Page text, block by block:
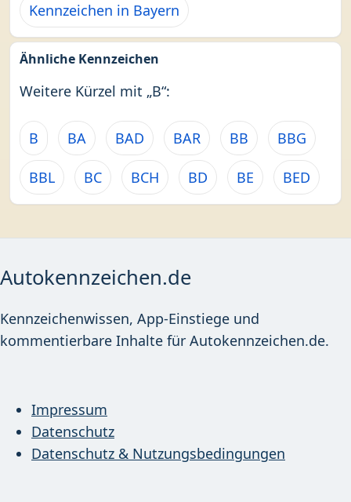
Kennzeichen in Bayern
Ähnliche Kennzeichen
Weitere Kürzel mit „B“:
B BA BAD BAR BB BBG
BBL BC BCH BD BE BED
Autokennzeichen.de
Kennzeichenwissen, App-Einstiege und
kommentierbare Inhalte für Autokennzeichen.de.
Impressum
Datenschutz
Datenschutz & Nutzungsbedingungen